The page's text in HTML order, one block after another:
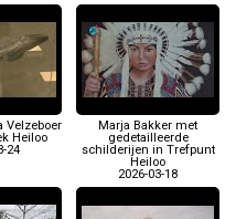
Velzeboer
Heiloo
24
Marja Bakker met
gedetailleerde
schilderijen in Trefpunt
Heiloo
2026-03-18